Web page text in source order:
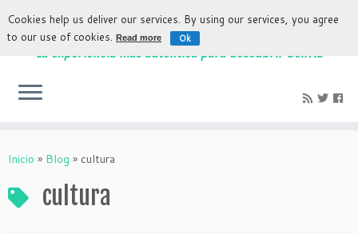
La experiencia más auténtica para descubrir Bolivia
Inicio » Blog » cultura
cultura
Cookies help us deliver our services. By using our services, you agree
to our use of cookies.Read more Ok